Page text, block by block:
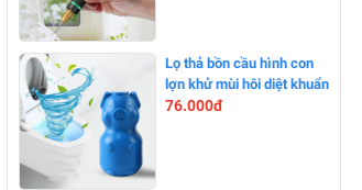
-0%
Lọ thả bồn cầu hình con
lợn khử mùi hôi diệt khuẩn
76.000đ